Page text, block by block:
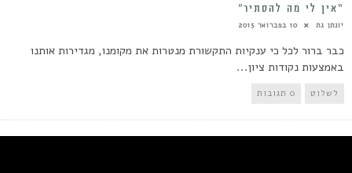
“אין לי מה להסתיר”
יונתן גת 10 בפברואר 2015
כבר ברור לכל כי ענקיות התקשורת מנטרות את מקומנו, מגדירות אותנו
באמצעות נקודות ציון...
לשלוט 0 תגובות